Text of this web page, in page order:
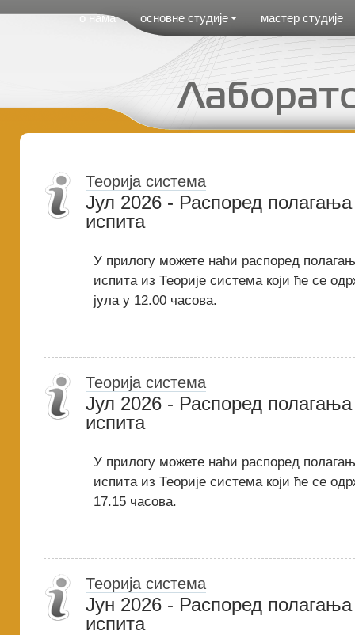
о нама основне студије мастер студије
Теорија система
Јул 2026 - Распоред
испита
У прилогу можете наћи распоред
испита из Теорије система који ће се
јула у 12.00 часова.
Теорија система
Јул 2026 - Распоред
испита
У прилогу можете наћи распоред
испита из Теорије система који ће се
17.15 часова.
Теорија система
Јун 2026 - Распоред
испита